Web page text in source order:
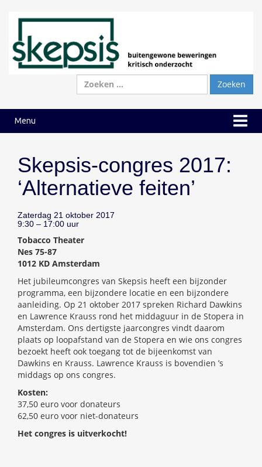
Zoeken
naar:
Menu
Skepsis-congres 2017:
‘Alternatieve feiten’
Zaterdag 21 oktober 2017
9:30 – 17:00 uur
Tobacco Theater
Nes 75-87
1012 KD Amsterdam
Het jubileumcongres van Skepsis heeft een bijzonder
programma, een bijzondere locatie en een bijzondere
aanleiding. Op 21 oktober 2017 spreken Richard Dawkins
en Lawrence Krauss rond het middaguur in de Stopera in
Amsterdam. Ons dertigste jaarcongres vindt daarom
plaats op loopafstand van de Stopera en wie ons congres
bezoekt heeft ook toegang tot de bijeenkomst van
Dawkins en Krauss. Lawrence Krauss is bovendien ’s
middags op ons congres.
Kosten:
37,50 euro voor donateurs
62,50 euro voor niet-donateurs
Het congres is uitverkocht!